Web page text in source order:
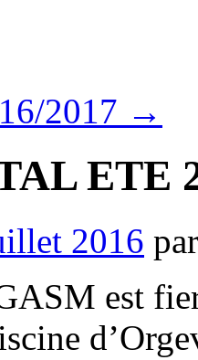
2017 →
ETE
2016 par
est